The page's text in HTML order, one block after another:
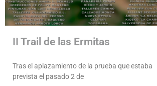
II Trail de las Ermitas
Tras el aplazamiento de la prueba que estaba
prevista el pasado 2 de